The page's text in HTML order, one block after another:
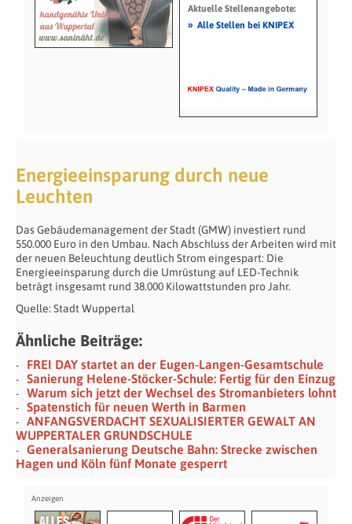
Aktuelle Stellenangebote:
» Alle Stellen bei KNIPEX
Energieeinsparung durch neue
Leuchten
Das Gebäudemanagement der Stadt (GMW) investiert rund
550.000 Euro in den Umbau. Nach Abschluss der Arbeiten wird mit
der neuen Beleuchtung deutlich Strom eingespart: Die
Energieeinsparung durch die Umrüstung auf LED-Technik
beträgt insgesamt rund 38.000 Kilowattstunden pro Jahr.
Quelle: Stadt Wuppertal
Ähnliche Beiträge:
FREI DAY startet an der Eugen-Langen-Gesamtschule
Sanierung Helene-Stöcker-Schule: Fertig für den Einzug
Warum sich jetzt der Wechsel des Stromanbieters lohnt
Spatenstich für neuen Werth in Barmen
ANFANGSVERDACHT SEXUALISIERTER GEWALT AN
WUPPERTALER GRUNDSCHULE
Generalsanierung Deutsche Bahn: Strecke zwischen
Hagen und Köln fünf Monate gesperrt